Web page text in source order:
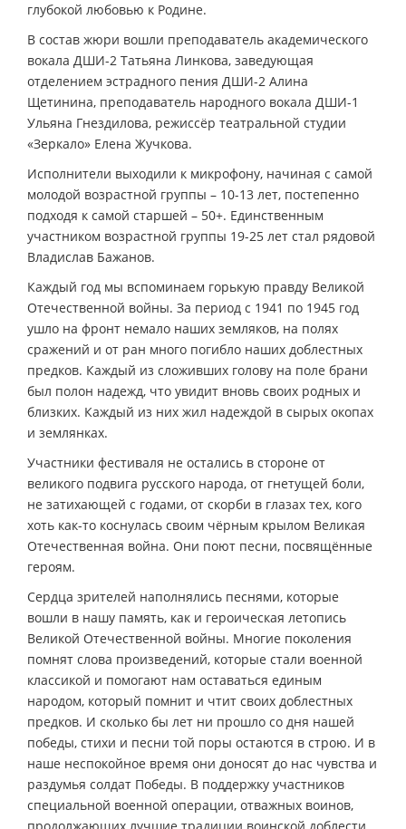
глубокой любовью к Родине.
В состав жюри вошли преподаватель академического
вокала ДШИ-2 Татьяна Линкова, заведующая
отделением эстрадного пения ДШИ-2 Алина
Щетинина, преподаватель народного вокала ДШИ-1
Ульяна Гнездилова, режиссёр театральной студии
«Зеркало» Елена Жучкова.
Исполнители выходили к микрофону, начиная с самой
молодой возрастной группы – 10-13 лет, постепенно
подходя к самой старшей – 50+. Единственным
участником возрастной группы 19-25 лет стал рядовой
Владислав Бажанов.
Каждый год мы вспоминаем горькую правду Великой
Отечественной войны. За период с 1941 по 1945 год
ушло на фронт немало наших земляков, на полях
сражений и от ран много погибло наших доблестных
предков. Каждый из сложивших голову на поле брани
был полон надежд, что увидит вновь своих родных и
близких. Каждый из них жил надеждой в сырых окопах
и землянках.
Участники фестиваля не остались в стороне от
великого подвига русского народа, от гнетущей боли,
не затихающей с годами, от скорби в глазах тех, кого
хоть как-то коснулась своим чёрным крылом Великая
Отечественная война. Они поют песни, посвящённые
героям.
Сердца зрителей наполнялись песнями, которые
вошли в нашу память, как и героическая летопись
Великой Отечественной войны. Многие поколения
помнят слова произведений, которые стали военной
классикой и помогают нам оставаться единым
народом, который помнит и чтит своих доблестных
предков. И сколько бы лет ни прошло со дня нашей
победы, стихи и песни той поры остаются в строю. И в
наше неспокойное время они доносят до нас чувства и
раздумья солдат Победы. В поддержку участников
специальной военной операции, отважных воинов,